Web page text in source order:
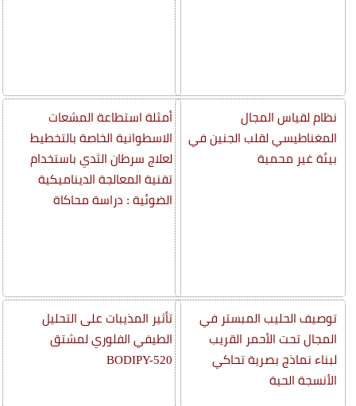
نظام لقياس المجال
المغناطيسي لقلب الجنين في
بيئة غير محمية
توصيف الحليب المبستر في
المجال تحت الأحمر القريب
لبناء نماذج بصرية تحاكي
الأنسجة الحية
أمثلة استطاعة المشعات
الاسطوانية الخاصة بالتخطيط
لعلاج سرطان الثدي باستخدام
تقنية المعالجة الديناميكية
الضوئية : دراسة محاكاة
تأثير المذيبات على التحليل
الطيفي الفلوري لمشتق
BODIPY-520